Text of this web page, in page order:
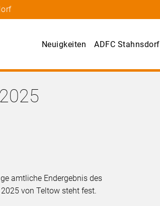
Neuigkeiten ADFC Stahnsdorf
amtliche Endergebnis des
von Teltow steht fest.